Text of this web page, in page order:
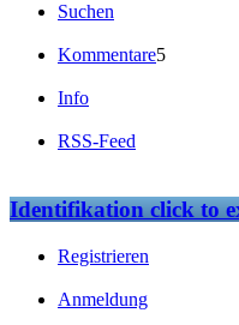
Suchen
Kommentare5
Info
RSS-Feed
Identifikationclick to
Registrieren
Anmeldung